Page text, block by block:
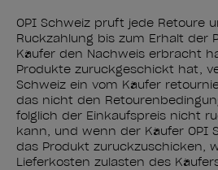
OPI Schweiz prüft jede Retoure
Rückzahlung bis zum Erhalt der
Käufer den Nachweis erbracht
Produkte zurückgeschickt hat,
Schweiz ein vom Käufer
das nicht den
folglich der Einkaufspreis nicht
kann, und wenn der Käufer OPI
das Produkt zurückzuschicken,
Lieferkosten zulasten des